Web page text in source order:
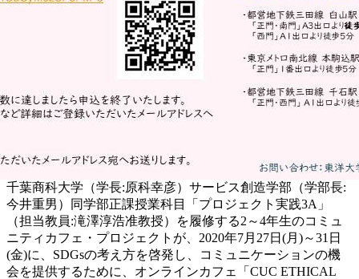
千葉商科大学（学長:原科幸彦）サービス創造学部（学部長:
今井重男）同学部正課授業科目「プロジェクト実践3A」
（担当教員:滝澤淳浩准教授）を履修する2～4年生のコミュ
ニティカフェ・プロジェクトが、2020年7月27日(月)～31日
(金)に、SDGsの考え方を啓発し、コミュニケーションの機
会を提供するために、オンラインカフェ「CUC ETHICAL